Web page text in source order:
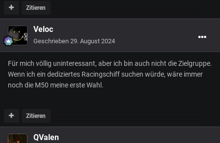
Zitieren
Veloc
Geschrieben 29. August 2024
Für mich völlig uninteressant, aber ich bin auch nicht die Zielgruppe.
Wenn ich ein dediziertes Racingschiff suchen würde, wäre immer
noch die M50 meine erste Wahl.
Zitieren
QValen